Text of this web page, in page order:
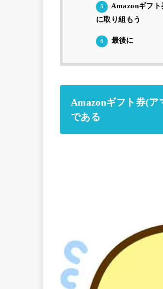
5
Amazonギフ
に取り組もう
6 最後に
Amazonギフト券(
である